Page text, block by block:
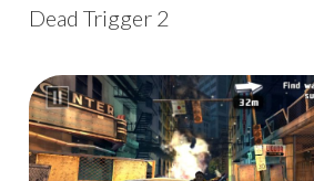
Dead Trigger 2